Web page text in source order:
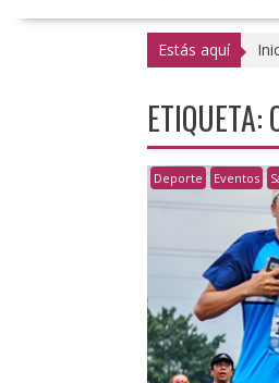
Estás aquí
ETIQUETA:
Deporte Eventos